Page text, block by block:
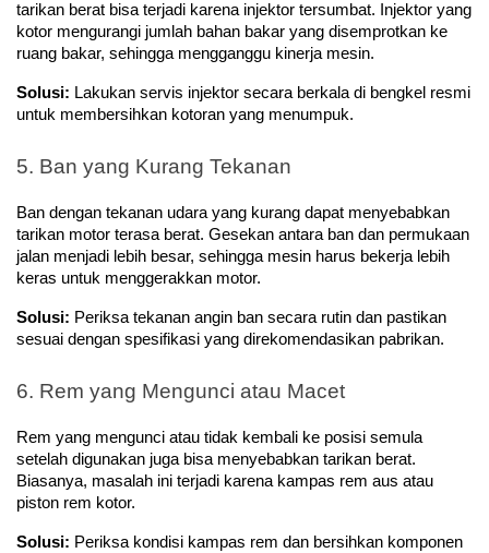
tarikan berat bisa terjadi karena injektor tersumbat. Injektor yang
kotor mengurangi jumlah bahan bakar yang disemprotkan ke
ruang bakar, sehingga mengganggu kinerja mesin.
Solusi: Lakukan servis injektor secara berkala di bengkel resmi
untuk membersihkan kotoran yang menumpuk.
5. Ban yang Kurang Tekanan
Ban dengan tekanan udara yang kurang dapat menyebabkan
tarikan motor terasa berat. Gesekan antara ban dan permukaan
jalan menjadi lebih besar, sehingga mesin harus bekerja lebih
keras untuk menggerakkan motor.
Solusi: Periksa tekanan angin ban secara rutin dan pastikan
sesuai dengan spesifikasi yang direkomendasikan pabrikan.
6. Rem yang Mengunci atau Macet
Rem yang mengunci atau tidak kembali ke posisi semula
setelah digunakan juga bisa menyebabkan tarikan berat.
Biasanya, masalah ini terjadi karena kampas rem aus atau
piston rem kotor.
Solusi: Periksa kondisi kampas rem dan bersihkan komponen